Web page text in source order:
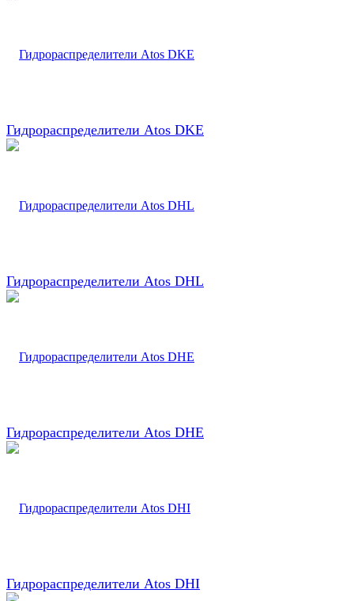
Гидрораспределители Atos DKE
Гидрораспределители Atos DHL
Гидрораспределители Atos DHE
Гидрораспределители Atos DHI